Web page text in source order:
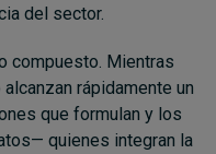
del sector.
compuesto. Mientras
rápidamente un
que formulan y los
quienes integran la